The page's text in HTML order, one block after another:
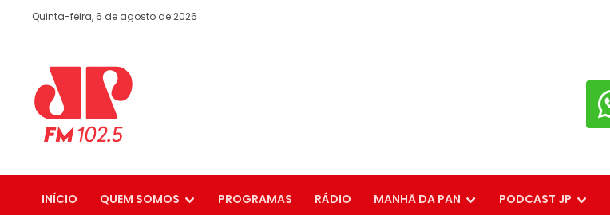
Quinta-feira, 6 de agosto de 2026
INÍCIO QUEM SOMOS PROGRAMAS RÁDIO MANHÃ DA PAN PODCAST JP